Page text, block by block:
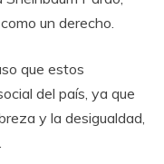
un derecho.
que estos
del país, ya que
y la desigualdad,